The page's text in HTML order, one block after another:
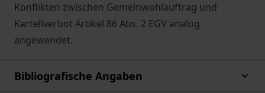
Konflikten zwischen Gemeinwohlauftrag und
Kartellverbot Artikel 86 Abs. 2 EGV analog
angewendet.
Bibliografische Angaben